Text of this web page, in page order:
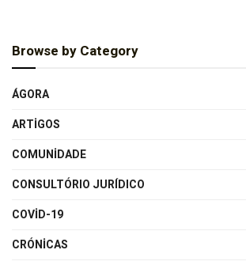
Browse by Category
ÁGORA
ARTIGOS
COMUNIDADE
CONSULTÓRIO JURÍDICO
COVID-19
CRÓNICAS